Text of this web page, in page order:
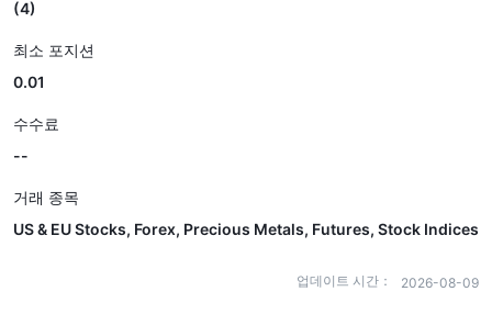
(4)
최소 포지션
0.01
수수료
--
거래 종목
US & EU Stocks, Forex, Precious Metals, Futures, Stock Indices
업데이트 시간： 2026-08-09